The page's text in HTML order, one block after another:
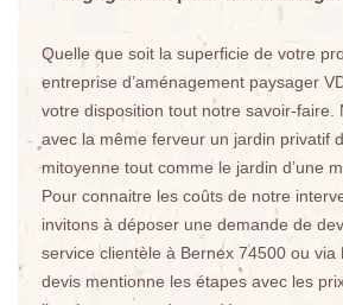
Quelle que soit la superficie de votre
entreprise d’aménagement paysager
votre disposition tout notre savoir-faire.
avec la même ferveur un jardin privatif
mitoyenne tout comme le jardin d’une
Pour connaitre les coûts de notre
invitons à déposer une demande de
service clientèle à Bernex 74500 ou via
devis mentionne les étapes avec les